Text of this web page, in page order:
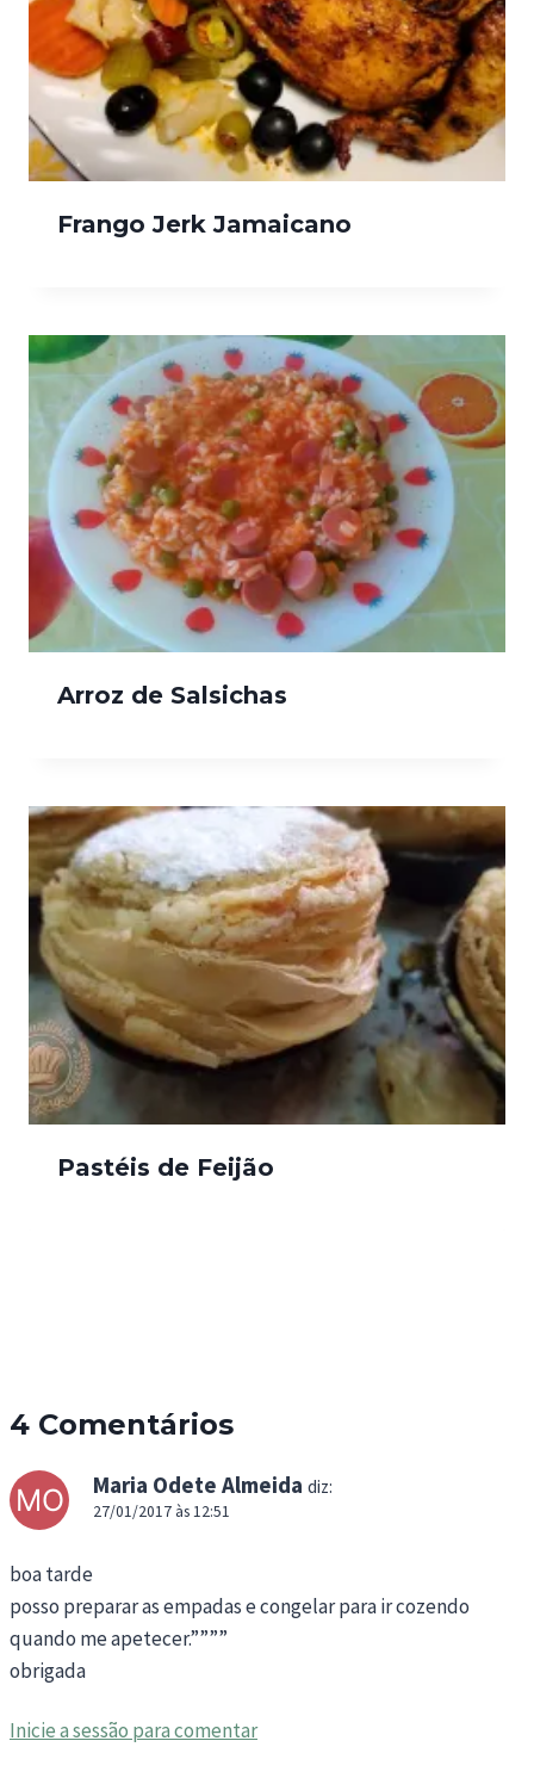
Frango Jerk Jamaicano
Arroz de Salsichas
Pastéis de Feijão
4 Comentários
Maria Odete Almeida diz:
27/01/2017 às 12:51
boa tarde
posso preparar as empadas e congelar para ir cozendo
quando me apetecer.””””
obrigada
Inicie a sessão para comentar